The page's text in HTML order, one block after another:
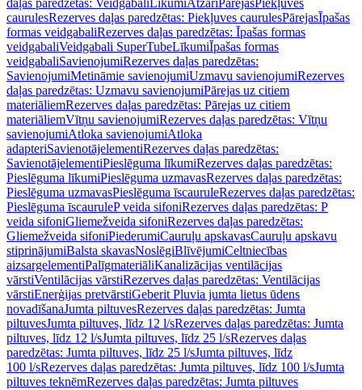
daļas paredzētas: Veidgabali LīkumiAtzari PārejasPiekļuves
caurulesRezerves daļas paredzētas: Piekļuves caurulesPārejasĪpašas
formas veidgabaliRezerves daļas paredzētas: Īpašas formas
veidgabaliVeidgabali SuperTubeLīkumiĪpašas formas
veidgabaliSavienojumiRezerves daļas paredzētas:
SavienojumiMetināmie savienojumiUzmavu savienojumiRezerves
daļas paredzētas: Uzmavu savienojumiPārejas uz citiem
materiāliemRezerves daļas paredzētas: Pārejas uz citiem
materiāliemVītņu savienojumiRezerves daļas paredzētas: Vītņu
savienojumiAtloka savienojumiAtloka
adapteriSavienotājelementiRezerves daļas paredzētas:
SavienotājelementiPieslēguma līkumiRezerves daļas paredzētas:
Pieslēguma līkumiPieslēguma uzmavasRezerves daļas paredzētas:
Pieslēguma uzmavasPieslēguma īscauruleRezerves daļas paredzētas:
Pieslēguma īscauruleP veida sifoniRezerves daļas paredzētas: P
veida sifoniGliemežveida sifoniRezerves daļas paredzētas:
Gliemežveida sifoniPiederumiCauruļu apskavasCauruļu apskavu
stiprinājumiBalsta skavasNoslēgiBlīvējumiCeltniecības
aizsargelementiPalīgmateriāliKanalizācijas ventilācijas
vārstiVentilācijas vārstiRezerves daļas paredzētas: Ventilācijas
vārstiEnerģijas pretvārstiGeberit Pluvia jumta lietus ūdens
novadīšanaJumta piltuvesRezerves daļas paredzētas: Jumta
piltuvesJumta piltuves, līdz 12 l/sRezerves daļas paredzētas: Jumta
piltuves, līdz 12 l/sJumta piltuves, līdz 25 l/sRezerves daļas
paredzētas: Jumta piltuves, līdz 25 l/sJumta piltuves, līdz
100 l/sRezerves daļas paredzētas: Jumta piltuves, līdz 100 l/sJumta
piltuves teknēmRezerves daļas paredzētas: Jumta piltuves